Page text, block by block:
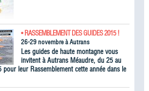
• RASSEMBLEMENT DES GUIDES 2015 !
26-29 novembre à Autrans
Les guides de haute montagne vous
invitent à Autrans Méaudre, du 25 au
leur Rassemblement cette année dans le